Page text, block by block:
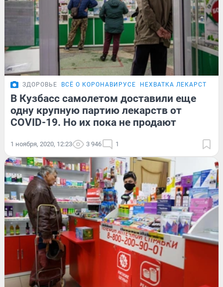
ЗДОРОВЬЕ ВСЁ О КОРОНАВИРУСЕ НЕХВАТКА ЛЕКАРСТВ В
В Кузбасс самолетом доставили еще
одну крупную партию лекарств от
COVID-19. Но их пока не продают
1 ноября, 2020, 12:23 3 946 1